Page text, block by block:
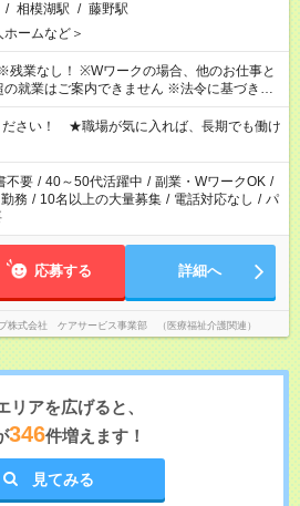
/ 相模湖駅 / 藤野駅
ホームなど＞
の場合、他のお仕事と
の就業はご案内できません ※法令に基づき、
は社会保険への加入対象となります ※労働者
の原則禁止）により、短時間・短期間の就
場合があります
ださい！ ★職場が気に入れば、長期でも働け
不要 / 40～50代活躍中 / 副業・WワークOK /
務 / 10名以上の大量募集 / 電話対応なし / パ
応募する 詳細へ
株式会社 ケアサービス事業部 （医療福祉介護関連）
リアを広げると、
346件増えます！
見てみる